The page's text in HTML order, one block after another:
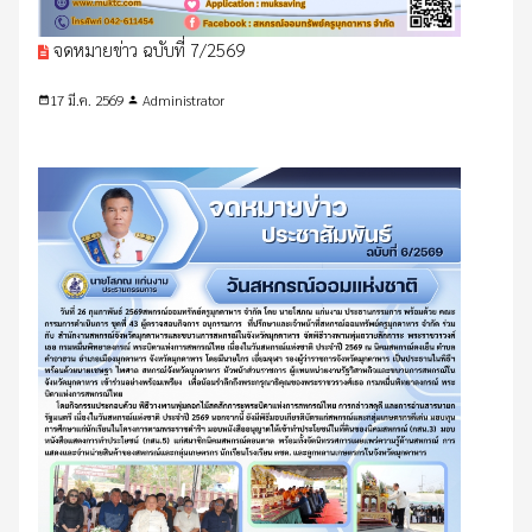
จดหมายข่าว ฉบับที่ 7/2569
date_range 17 มี.ค. 2569 person Administrator